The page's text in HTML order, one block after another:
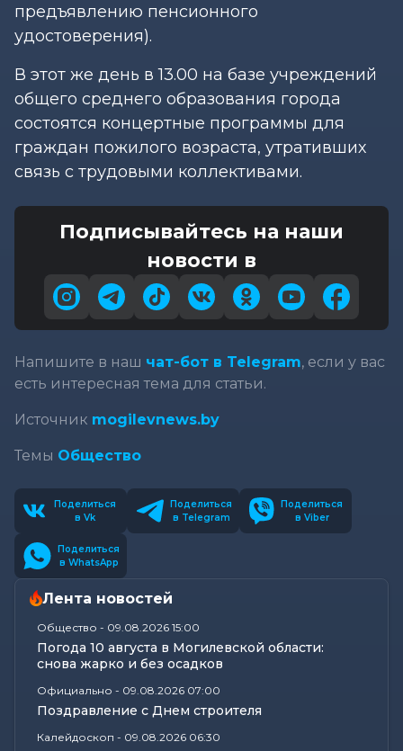
предъявлению пенсионного
удостоверения).
В этот же день в 13.00 на базе учреждений
общего среднего образования города
состоятся концертные программы для
граждан пожилого возраста, утративших
связь с трудовыми коллективами.
Подписывайтесь на наши
новости в
Напишите в наш чат-бот в Telegram, если у вас
есть интересная тема для статьи.
Источник mogilevnews.by
Темы Общество
Поделиться
в Vk
Поделиться
в Telegram
Поделиться
в Viber
Поделиться
в WhatsApp
Лента новостей
Общество - 09.08.2026 15:00
Погода 10 августа в Могилевской области:
снова жарко и без осадков
Официально - 09.08.2026 07:00
Поздравление с Днем строителя
Калейдоскоп - 09.08.2026 06:30